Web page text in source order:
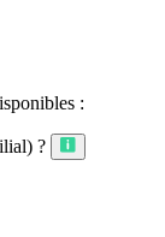
:
?